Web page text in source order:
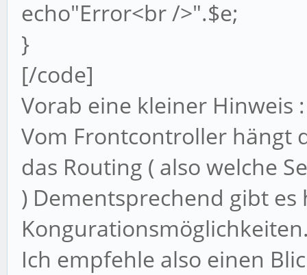
echo"Error<br />".$e;
}
[/code]
Vorab eine kleiner Hinweis :
Vom Frontcontroller hängt
das Routing ( also welche
) Dementsprechend gibt
Ich empfehle also einen